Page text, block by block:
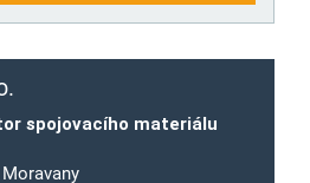
spojovacího materiálu